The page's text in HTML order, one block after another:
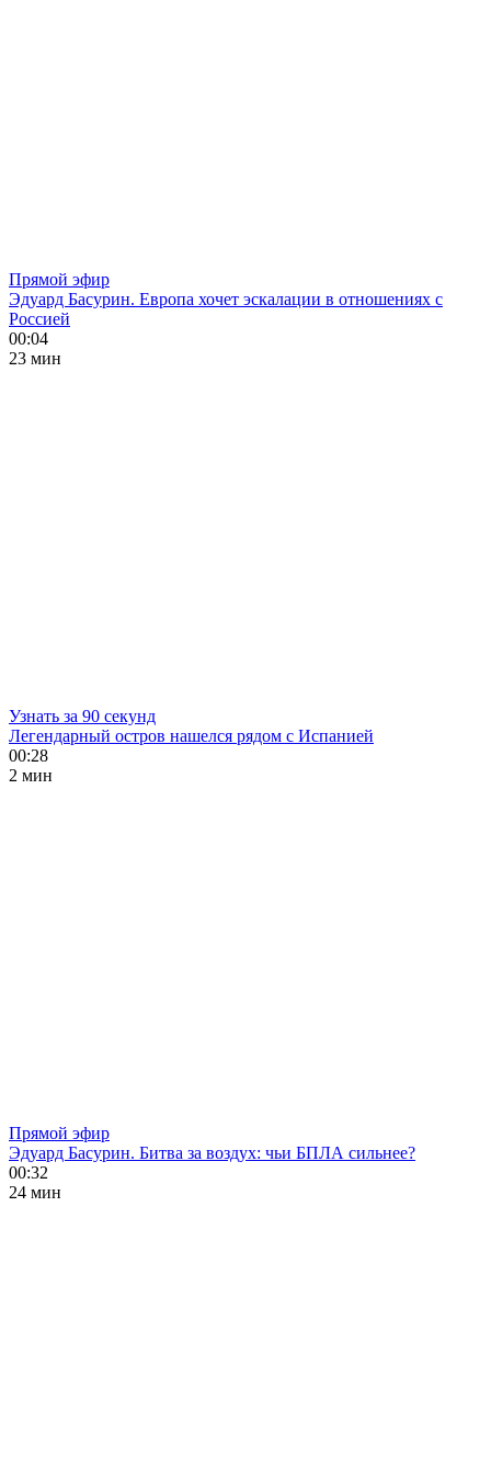
Прямой эфир
Эдуард Басурин. Европа хочет эскалации в отношениях с
Россией
00:04
23 мин
Узнать за 90 секунд
Легендарный остров нашелся рядом с Испанией
00:28
2 мин
Прямой эфир
Эдуард Басурин. Битва за воздух: чьи БПЛА сильнее?
00:32
24 мин